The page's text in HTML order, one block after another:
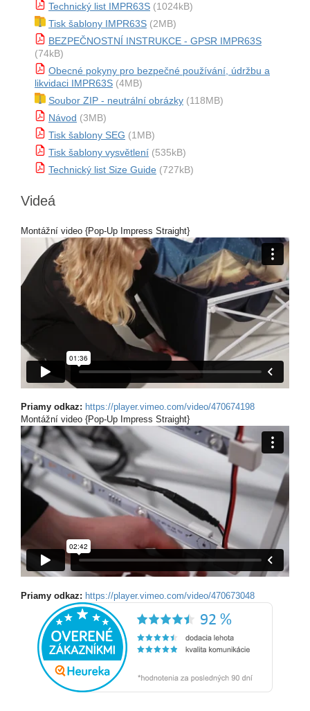
Technický list IMPR63S (1024kB)
Tisk šablony IMPR63S (2MB)
BEZPEČNOSTNÍ INSTRUKCE - GPSR IMPR63S
(74kB)
Obecné pokyny pro bezpečné používání, údržbu a
likvidaci IMPR63S (4MB)
Soubor ZIP - neutrální obrázky (118MB)
Návod (3MB)
Tisk šablony SEG (1MB)
Tisk šablony vysvětlení (535kB)
Technický list Size Guide (727kB)
Videá
Montážní video {Pop-Up Impress Straight}
Priamy odkaz: https://player.vimeo.com/video/470674198
Montážní video {Pop-Up Impress Straight}
Priamy odkaz: https://player.vimeo.com/video/470673048